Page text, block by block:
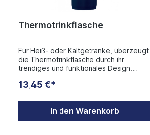
Thermotrinkflasche
Für Heiß- oder Kaltgetränke, überzeugt
die Thermotrinkflasche durch ihr
trendiges und funktionales Design.
ihre Getränke lange kalt bzw. heiß.
Spülmaschinen geeignet, mit Kupfer-
Vakuum Isolierung, auslaufgeschützt
Farben: silber, weiß Größe: ca. 265 x 70
x 43 mm (306g) Verpackung:
13,45 €*
In den Warenkorb